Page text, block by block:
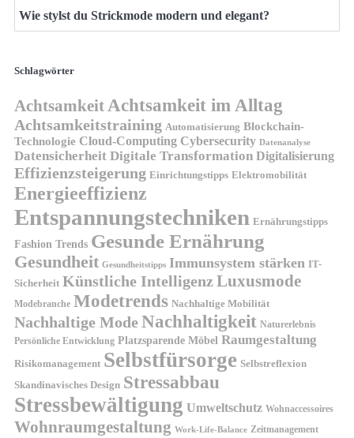
Wie stylst du Strickmode modern und elegant?
Schlagwörter
AchtsamkeitAchtsamkeit im Alltag
Achtsamkeitstraining Automatisierung Blockchain-
Technologie Cloud-Computing Cybersecurity Datenanalyse
Datensicherheit Digitale Transformation Digitalisierung
Effizienzsteigerung Einrichtungstipps Elektromobilität
Energieeffizienz
Entspannungstechniken Ernährungstipps
Fashion Trends Gesunde Ernährung
Gesundheit Gesundheitstipps Immunsystem stärken IT-
Sicherheit Künstliche IntelligenzLuxusmode
Modebranche Modetrends Nachhaltige Mobilität
Nachhaltige ModeNachhaltigkeit Naturerlebnis
Persönliche Entwicklung Platzsparende Möbel Raumgestaltung
Risikomanagement Selbstfürsorge Selbstreflexion
Skandinavisches Design Stressabbau
Stressbewältigung Umweltschutz Wohnaccessoires
Wohnraumgestaltung Work-Life-Balance Zeitmanagement